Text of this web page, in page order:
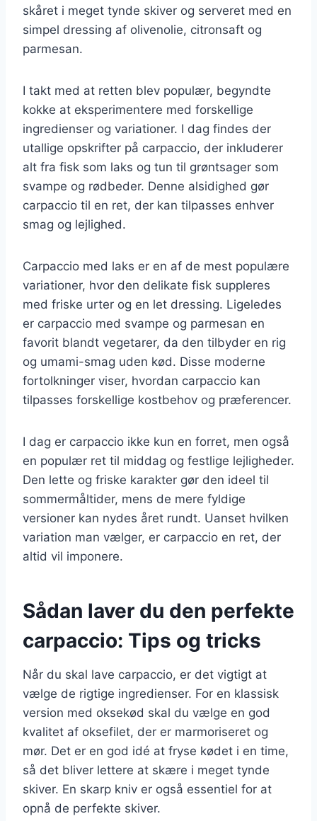
skåret i meget tynde skiver og serveret med en
simpel dressing af olivenolie, citronsaft og
parmesan.
I takt med at retten blev populær, begyndte
kokke at eksperimentere med forskellige
ingredienser og variationer. I dag findes der
utallige opskrifter på carpaccio, der inkluderer
alt fra fisk som laks og tun til grøntsager som
svampe og rødbeder. Denne alsidighed gør
carpaccio til en ret, der kan tilpasses enhver
smag og lejlighed.
Carpaccio med laks er en af de mest populære
variationer, hvor den delikate fisk suppleres
med friske urter og en let dressing. Ligeledes
er carpaccio med svampe og parmesan en
favorit blandt vegetarer, da den tilbyder en rig
og umami-smag uden kød. Disse moderne
fortolkninger viser, hvordan carpaccio kan
tilpasses forskellige kostbehov og præferencer.
I dag er carpaccio ikke kun en forret, men også
en populær ret til middag og festlige lejligheder.
Den lette og friske karakter gør den ideel til
sommermåltider, mens de mere fyldige
versioner kan nydes året rundt. Uanset hvilken
variation man vælger, er carpaccio en ret, der
altid vil imponere.
Sådan laver du den perfekte
carpaccio: Tips og tricks
Når du skal lave carpaccio, er det vigtigt at
vælge de rigtige ingredienser. For en klassisk
version med oksekød skal du vælge en god
kvalitet af oksefilet, der er marmoriseret og
mør. Det er en god idé at fryse kødet i en time,
så det bliver lettere at skære i meget tynde
skiver. En skarp kniv er også essentiel for at
opnå de perfekte skiver.